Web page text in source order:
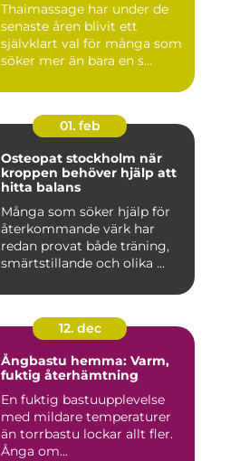
Thaimassage har under de
senaste åren blivit ett
självklart val för många som
söker mer än bara en s...
01. feb
Osteopat stockholm när
kroppen behöver hjälp att
hitta balans
Många som söker hjälp för
återkommande värk har
redan provat både träning,
smärtstillande och olika ...
12. dec
Ångbastu hemma: Varm,
fuktig återhämtning
En fuktig bastuupplevelse
med mildare temperaturer
än torrbastu lockar allt fler.
Ånga om...